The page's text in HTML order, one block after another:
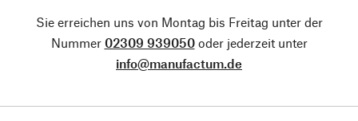
Sie erreichen uns von Montag bis Freitag unter der
Nummer 02309 939050oder jederzeit unter
info@manufactum.de